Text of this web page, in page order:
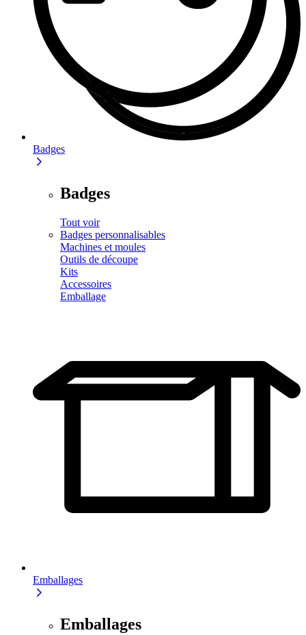
Badges
Badges
Tout voir
Badges personnalisables
Machines et moules
Outils de découpe
Kits
Accessoires
Emballage
Emballages
Emballages